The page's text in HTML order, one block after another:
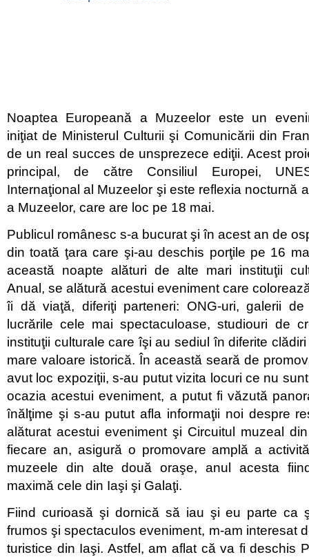
Noaptea Europeană a Muzeelor este un
iniţiat de Ministerul Culturii şi Comunicării din
de un real succes de unsprezece ediţii. Acest
principal, de către Consiliul Europei,
Internaţional al Muzeelor şi este reflexia nocturnă
a Muzeelor, care are loc pe 18 mai.
Publicul românesc s-a bucurat şi în acest an de
din toată ţara care şi-au deschis porţile pe 16
această noapte alături de alte mari instituţii
Anual, se alătură acestui eveniment care
îi dă viaţă, diferiţi parteneri: ONG-uri, galerii
lucrările cele mai spectaculoase, studiouri de
instituţii culturale care îşi au sediul în diferite
mare valoare istorică. În această seară de
avut loc expoziţii, s-au putut vizita locuri ce nu
ocazia acestui eveniment, a putut fi văzută
înălţime şi s-au putut afla informaţii noi despre
alăturat acestui eveniment şi Circuitul muzeal
fiecare an, asigură o promovare amplă a
muzeele din alte două oraşe, anul acesta
maximă cele din Iaşi şi Galaţi.
Fiind curioasă şi dornică să iau şi eu parte ca
frumos şi spectaculos eveniment, m-am interesat
turistice din Iaşi. Astfel, am aflat că va fi deschis